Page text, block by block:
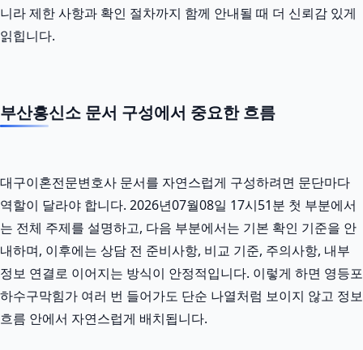
니라 제한 사항과 확인 절차까지 함께 안내될 때 더 신뢰감 있게
읽힙니다.
부산흥신소 문서 구성에서 중요한 흐름
대구이혼전문변호사 문서를 자연스럽게 구성하려면 문단마다
역할이 달라야 합니다. 2026년07월08일 17시51분 첫 부분에서
는 전체 주제를 설명하고, 다음 부분에서는 기본 확인 기준을 안
내하며, 이후에는 상담 전 준비사항, 비교 기준, 주의사항, 내부
정보 연결로 이어지는 방식이 안정적입니다. 이렇게 하면 영등포
하수구막힘가 여러 번 들어가도 단순 나열처럼 보이지 않고 정보
흐름 안에서 자연스럽게 배치됩니다.